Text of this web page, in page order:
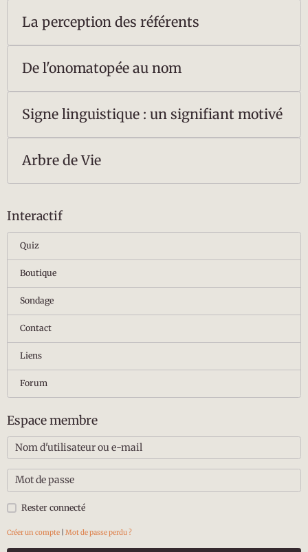
La perception des référents
De l'onomatopée au nom
Signe linguistique : un signifiant motivé
Arbre de Vie
Interactif
Quiz
Boutique
Sondage
Contact
Liens
Forum
Espace membre
Rester connecté
Créer un compte | Mot de passe perdu ?